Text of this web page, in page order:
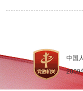
中国
2009